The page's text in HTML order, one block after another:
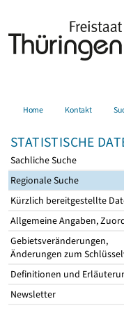
Home Kontakt
STATISTISCHE
Sachliche Suche
Regionale Suche
Kürzlich bereitgestellte
Allgemeine Angaben,
Gebietsveränderungen,
Änderungen zum
Definitionen und
Newsletter